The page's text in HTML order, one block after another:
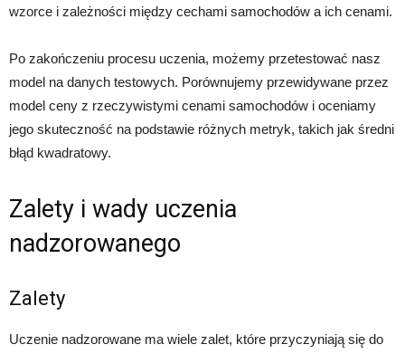
wzorce i zależności między cechami samochodów a ich cenami.
Po zakończeniu procesu uczenia, możemy przetestować nasz
model na danych testowych. Porównujemy przewidywane przez
model ceny z rzeczywistymi cenami samochodów i oceniamy
jego skuteczność na podstawie różnych metryk, takich jak średni
błąd kwadratowy.
Zalety i wady uczenia
nadzorowanego
Zalety
Uczenie nadzorowane ma wiele zalet, które przyczyniają się do